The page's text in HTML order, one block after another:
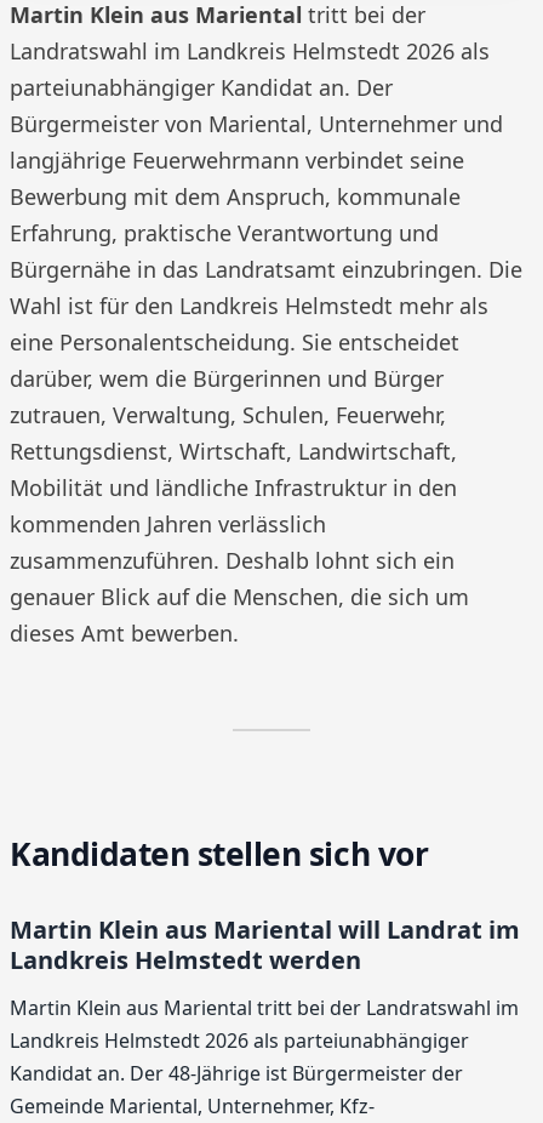
Martin Klein aus Mariental tritt bei der
Landratswahl im Landkreis Helmstedt 2026 als
parteiunabhängiger Kandidat an. Der
Bürgermeister von Mariental, Unternehmer und
langjährige Feuerwehrmann verbindet seine
Bewerbung mit dem Anspruch, kommunale
Erfahrung, praktische Verantwortung und
Bürgernähe in das Landratsamt einzubringen. Die
Wahl ist für den Landkreis Helmstedt mehr als
eine Personalentscheidung. Sie entscheidet
darüber, wem die Bürgerinnen und Bürger
zutrauen, Verwaltung, Schulen, Feuerwehr,
Rettungsdienst, Wirtschaft, Landwirtschaft,
Mobilität und ländliche Infrastruktur in den
kommenden Jahren verlässlich
zusammenzuführen. Deshalb lohnt sich ein
genauer Blick auf die Menschen, die sich um
dieses Amt bewerben.
Kandidaten stellen sich vor
Martin Klein aus Mariental will Landrat im
Landkreis Helmstedt werden
Martin Klein aus Mariental tritt bei der Landratswahl im
Landkreis Helmstedt 2026 als parteiunabhängiger
Kandidat an. Der 48-Jährige ist Bürgermeister der
Gemeinde Mariental, Unternehmer, Kfz-